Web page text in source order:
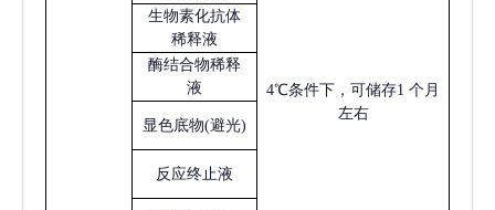
4℃条件下，可储存1 个月
左右
生物素化抗体
稀释液
酶结合物稀释
液
显色底物(避光)
反应终止液